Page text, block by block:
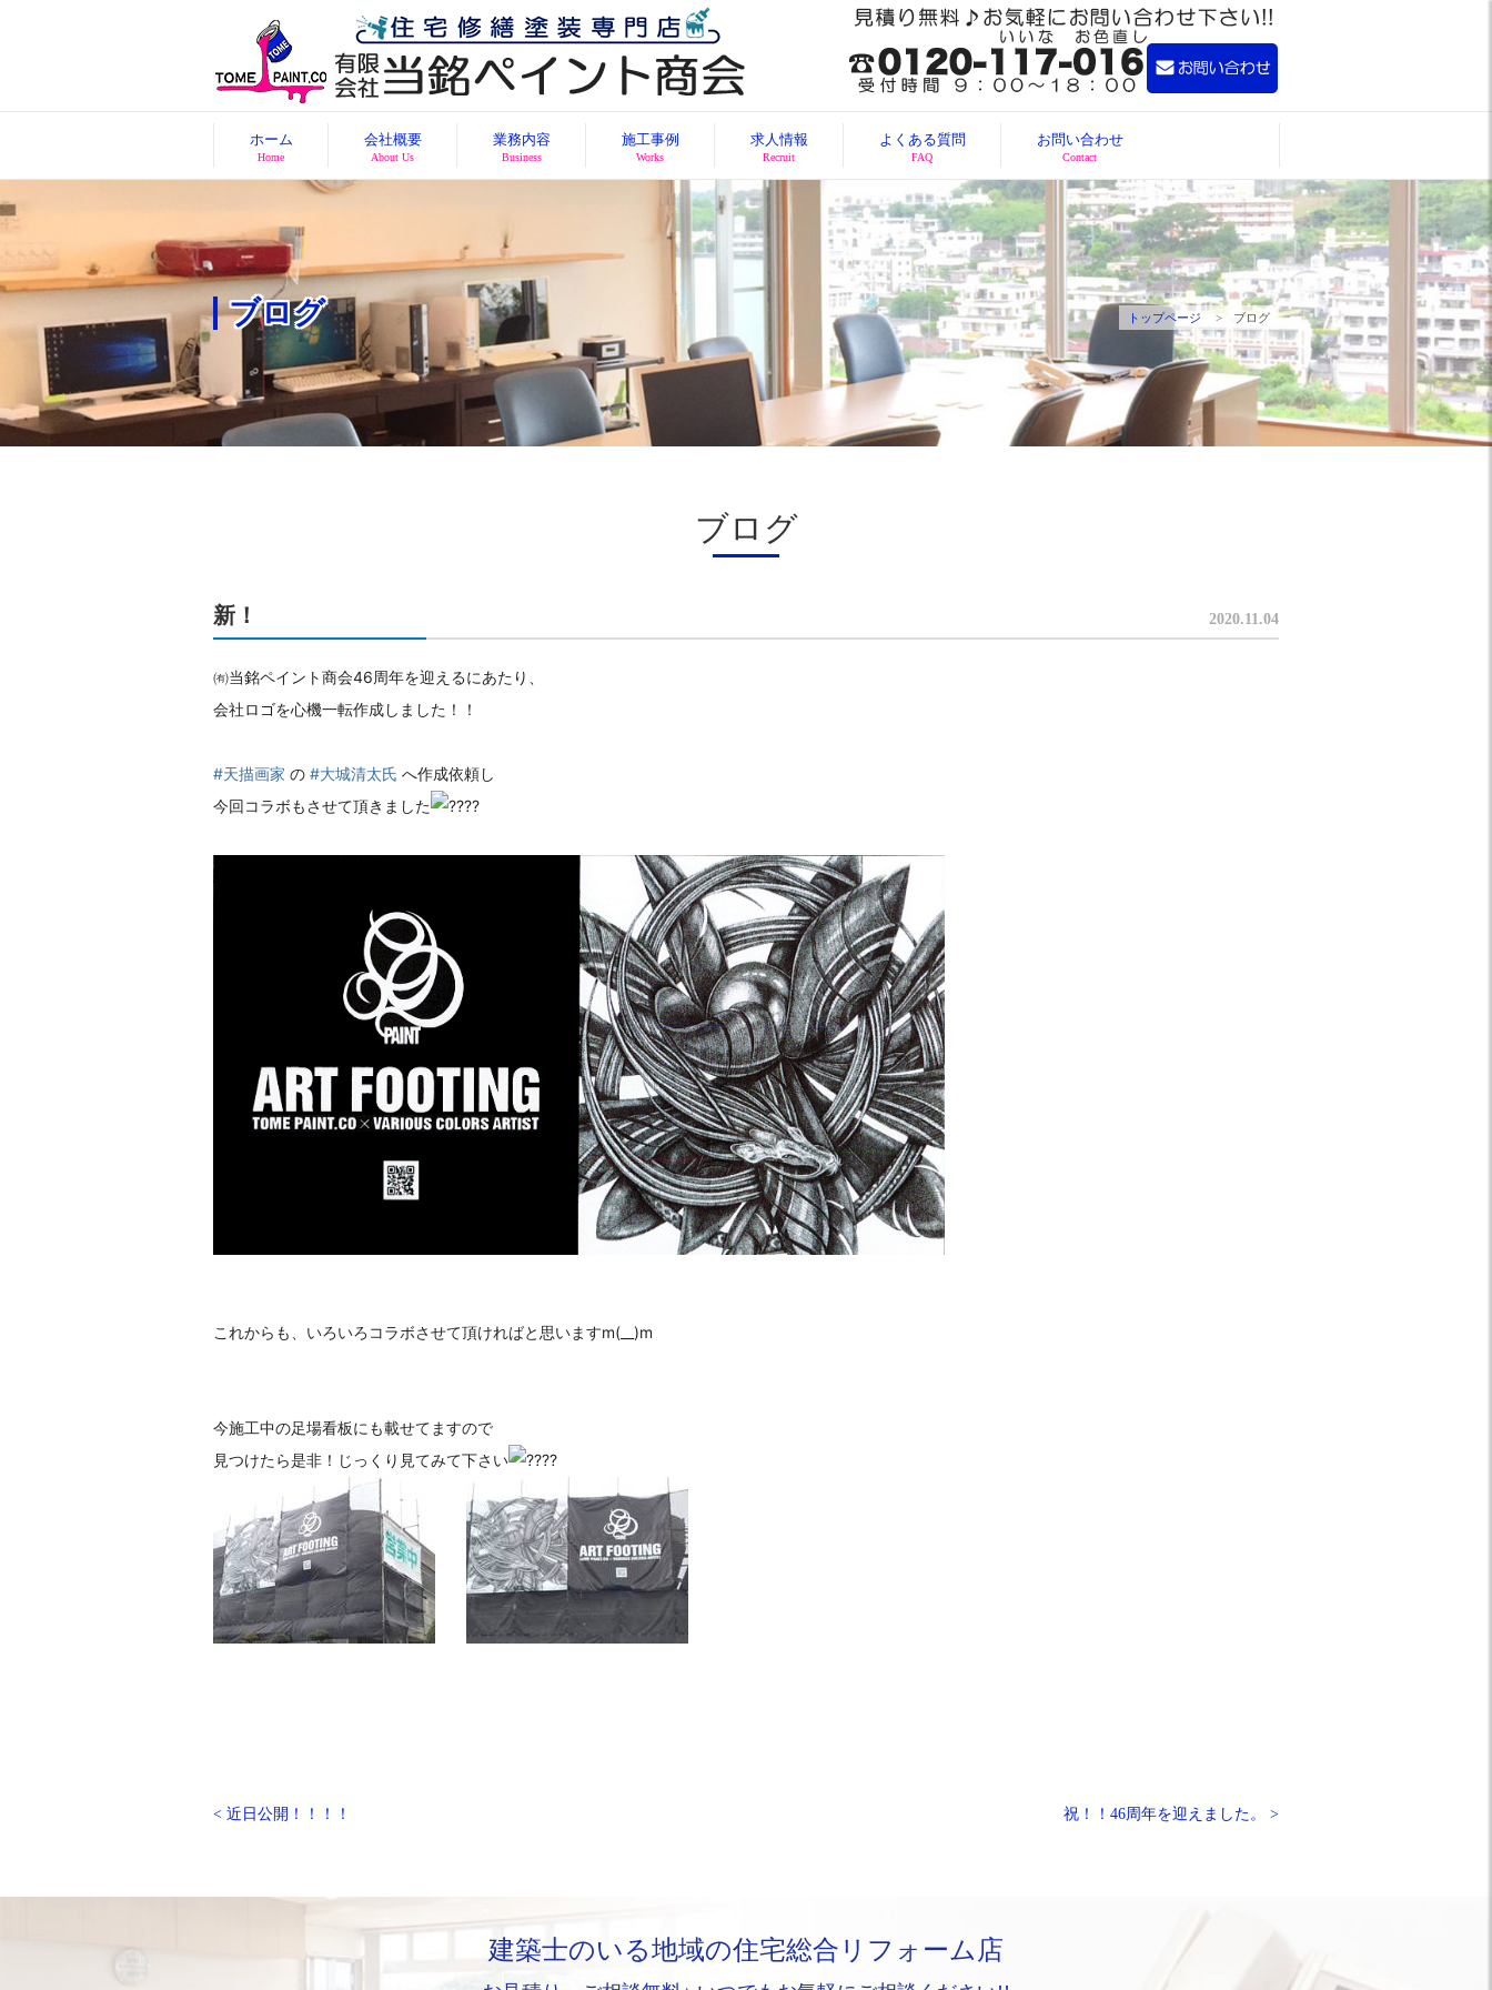
ホーム
Home
会社概要
About Us
業務内容
Business
施工事例
Works
求人情報
Recruit
よくある質問
FAQ
お問い合わせ
Contact
ブログ トップページ ブログ
ブログ
2020.11.04
新！
㈲当銘ペイント商会46周年を迎えるにあたり、
会社ロゴを心機一転作成しました！！
#天描画家 の #大城清太氏 へ作成依頼し
今回コラボもさせて頂きました
これからも、いろいろコラボさせて頂ければと思いますm(__)m
今施工中の足場看板にも載せてますので
見つけたら是非！じっくり見てみて下さい
< 近日公開！！！！ 祝！！46周年を迎えました。 >
建築士のいる地域の住宅総合リフォーム店